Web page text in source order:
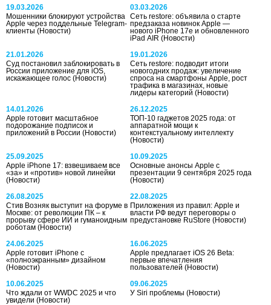
19.03.2026
Мошенники блокируют устройства
Apple через поддельные Telegram-
клиенты (Новости)
03.03.2026
Сеть restore: объявила о старте
предзаказа новинок Apple —
нового iPhone 17e и обновленного
iPad AIR(Новости)
21.01.2026
Суд постановил заблокировать в
России приложение для iOS,
искажающее голос (Новости)
19.01.2026
Сеть restore: подводит итоги
новогодних продаж: увеличение
спроса на смартфоны Apple, рост
трафика в магазинах, новые
лидеры категорий(Новости)
14.01.2026
Apple готовит масштабное
подорожание подписок и
приложений в России (Новости)
26.12.2025
ТОП-10 гаджетов 2025 года: от
аппаратной мощи к
контекстуальному интеллекту
(Новости)
25.09.2025
Apple iPhone 17: взвешиваем все
«за» и «против» новой линейки
(Новости)
10.09.2025
Основные анонсы Apple с
презентации 9 сентября 2025 года
(Новости)
26.08.2025
Стив Возняк выступит на форуме в
Москве: от революции ПК – к
прорыву сфере ИИ и гуманоидным
роботам (Новости)
22.08.2025
Приложения из правил: Apple и
власти РФ ведут переговоры о
предустановке RuStore(Новости)
24.06.2025
Apple готовит iPhone с
«полноэкранным» дизайном
(Новости)
16.06.2025
Apple предлагает iOS 26 Beta:
первые впечатления
пользователей(Новости)
10.06.2025
Что ждали от WWDC 2025 и что
увидели (Новости)
09.06.2025
У Siri проблемы(Новости)